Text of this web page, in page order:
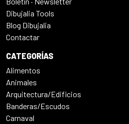
Dibujalia Tools
Blog Dibujalia
Contactar
CATEGORÍAS
Alimentos
Animales
Arquitectura/Edificios
Banderas/Escudos
Carnaval